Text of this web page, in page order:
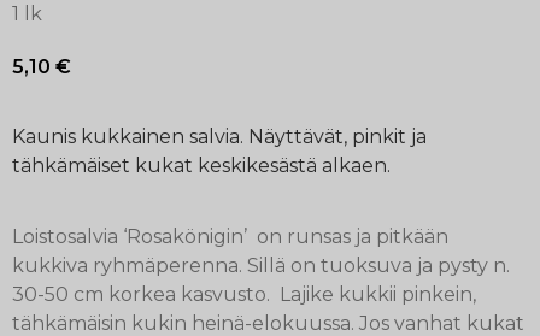
1 lk
5,10 €
Kaunis kukkainen salvia. Näyttävät, pinkit ja
tähkämäiset kukat keskikesästä alkaen.
Loistosalvia ‘Rosakönigin’ on runsas ja pitkään
kukkiva ryhmäperenna. Sillä on tuoksuva ja pysty n.
30-50 cm korkea kasvusto. Lajike kukkii pinkein,
tähkämäisin kukin heinä-elokuussa. Jos vanhat kukat